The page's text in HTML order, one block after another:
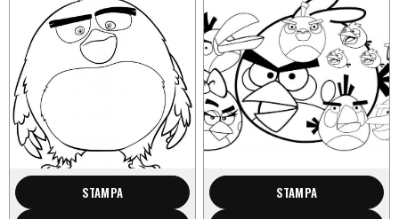
STAMPA
STAMPA